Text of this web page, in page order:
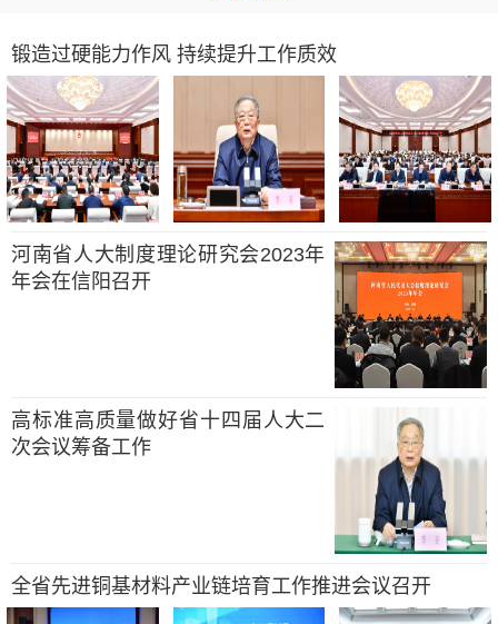
锻造过硬能力作风 持续提升工作质效
河南省人大制度理论研究会2023年
年会在信阳召开
高标准高质量做好省十四届人大二
次会议筹备工作
全省先进铜基材料产业链培育工作推进会议召开